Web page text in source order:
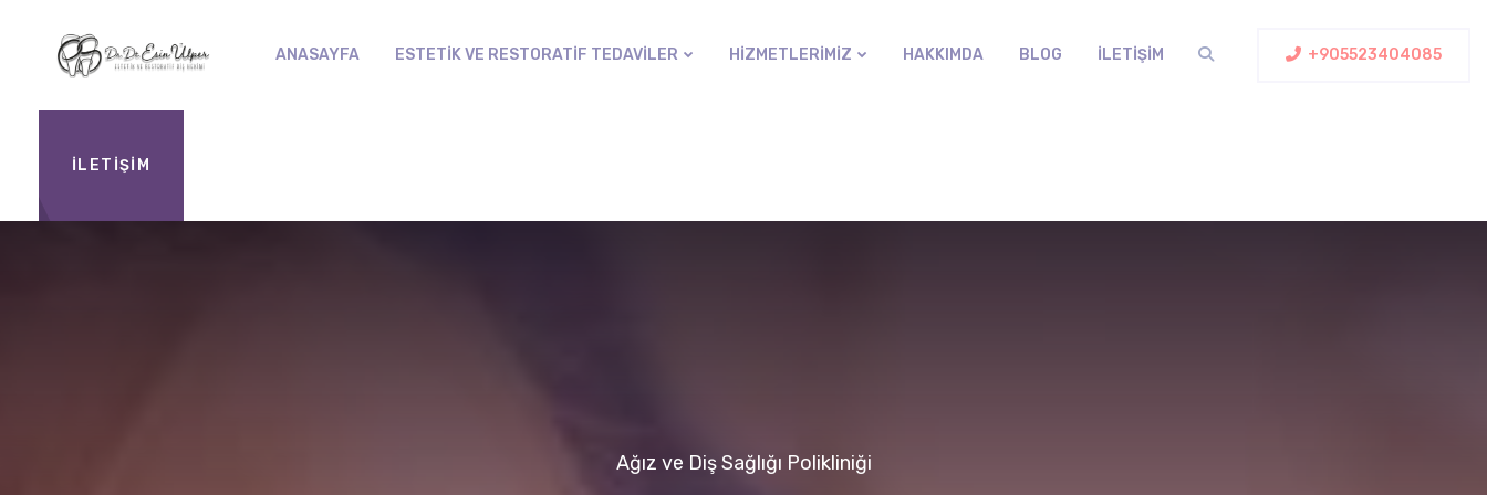
ANASAYFA ESTETIK VE RESTORATIF TEDAVILER HIZMETLERIMIZ HAKKIMDA BLOG İLETIŞIM +905523404085
İLETİŞİM
Ağız ve Diş Sağlığı Polikliniği